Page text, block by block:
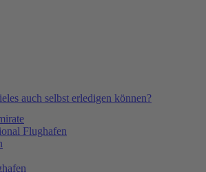
auch selbst erledigen können?
Flughafen